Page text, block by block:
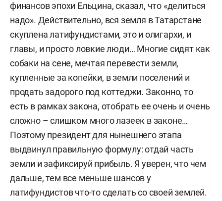
финансов эпохи Ельцина, сказал, что «делиться
надо». Действительно, вся земля в Татарстане
скуплена латифундистами, это и олигархи, и
главы, и просто ловкие люди… Многие сидят как
собаки на сене, мечтая перевести земли,
купленные за копейки, в земли поселений и
продать задорого под коттеджи. Законно, то
есть в рамках закона, отобрать ее очень и очень
сложно – слишком много лазеек в законе…
Поэтому президент для нынешнего этапа
выдвинул правильную формулу: отдай часть
земли и зафиксируй прибыль. Я уверен, что чем
дальше, тем все меньше шансов у
латифундистов что-то сделать со своей землей.